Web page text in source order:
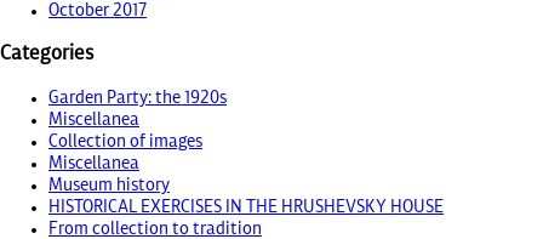
October 2017
Categories
Garden Party: the 1920s
Miscellanea
Collection of images
Miscellanea
Museum history
HISTORICAL EXERCISES IN THE HRUSHEVSKY HOUSE
From collection to tradition